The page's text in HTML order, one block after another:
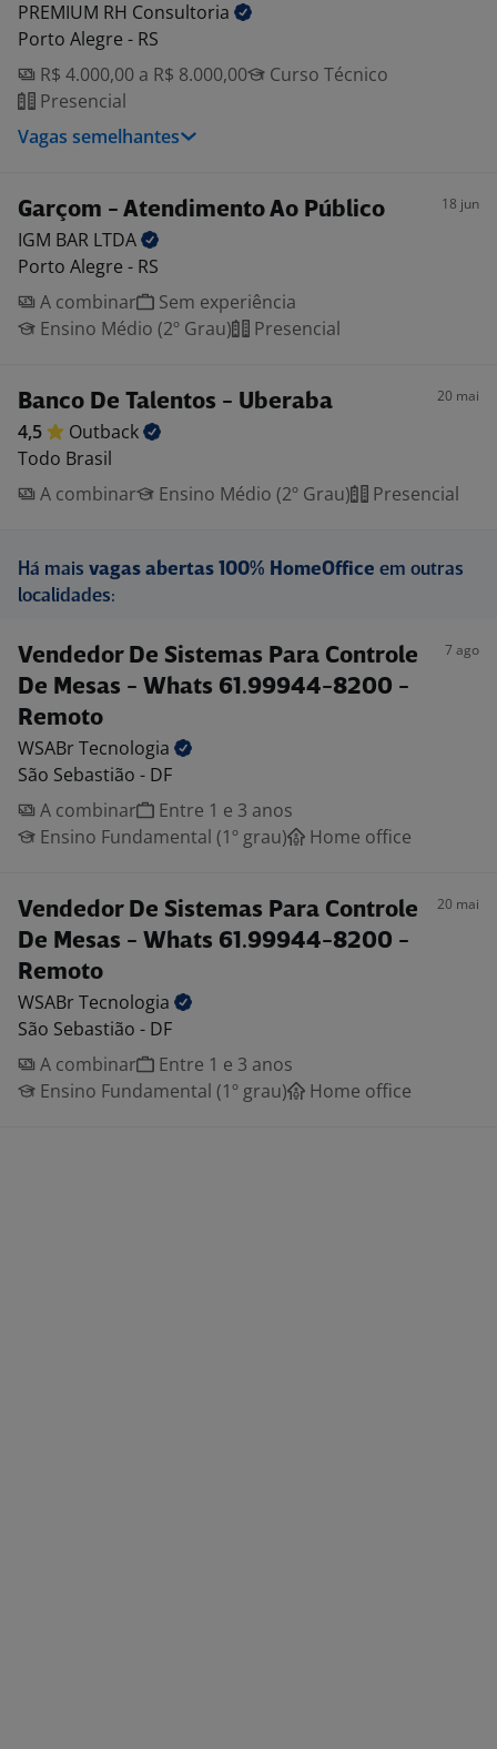
PREMIUM RH Consultoria
Porto Alegre - RS
R$ 4.000,00 a R$ 8.000,00
Curso Técnico
Presencial
Vagas semelhantes
Garçom - Atendimento Ao Público 18 jun
IGM BAR LTDA
Porto Alegre - RS
A combinar
Sem experiência
Ensino Médio (2º Grau)
Presencial
Banco De Talentos - Uberaba 20 mai
4,5
Outback
Todo Brasil
A combinar
Ensino Médio (2º Grau) Presencial
Há mais vagas abertas 100% HomeOffice em outras
localidades:
Vendedor De Sistemas Para Controle
De Mesas - Whats 61.99944-8200 -
Remoto
7 ago
WSABrTecnologia
São Sebastião - DF
A combinar
Entre 1 e 3 anos
Ensino Fundamental (1º grau)
Home office
Vendedor De Sistemas Para Controle
De Mesas - Whats 61.99944-8200 -
Remoto
20 mai
WSABrTecnologia
São Sebastião - DF
A combinar
Entre 1 e 3 anos
Ensino Fundamental (1º grau)
Home office